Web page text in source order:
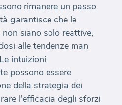
rimanere un passo
garantisce che le
siano solo reattive,
alle tendenze man
intuizioni
possono essere
della strategia dei
l'efficacia degli sforzi